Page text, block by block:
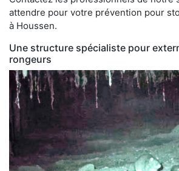
attendre pour votre prévention pour
à Houssen.
Une structure spécialiste pour
rongeurs